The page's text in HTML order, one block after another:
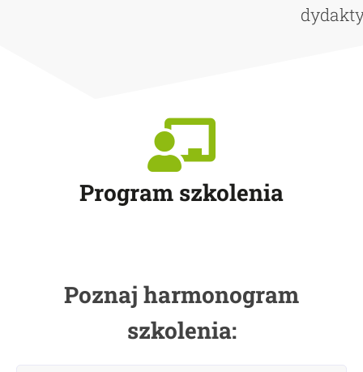
Program szkolenia
Poznaj harmonogram
szkolenia: